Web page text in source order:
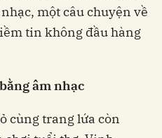
một câu chuyện về
tin không đầu hàng
âm nhạc
cùng trang lứa còn